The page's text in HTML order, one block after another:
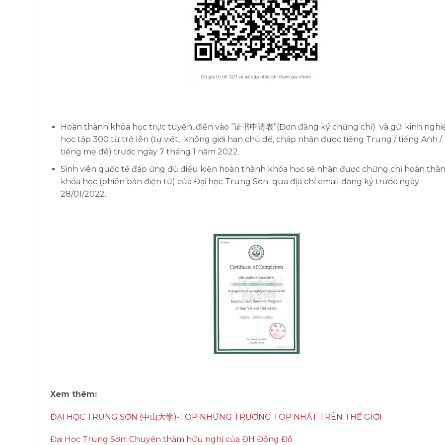
Hoàn thành khóa học trực tuyến, điền vào “证书申请表”(Đơn đăng ký chứng chỉ) và gửi kinh
học tập 300 từ trở lên (tự viết, không giới hạn chủ đề, chấp nhận được tiếng Trung / tiếng Anh /
tiếng mẹ đẻ) trước ngày 7 tháng 1 năm 2022.
Sinh viên quốc tế đáp ứng đủ điều kiện hoàn thành khóa học sẽ nhận được chứng chỉ hoàn
khóa học (phiên bản điện tử) của Đại học Trung Sơn qua địa chỉ email đăng ký trước ngày
28/01/2022.
Xem thêm:
ĐẠI HỌC TRUNG SƠN (中山大学)-TOP NHỮNG TRƯỜNG TOP NHẤT TRÊN THẾ GIỚI
Đại Học Trung Sơn: Chuyến thăm hữu nghị của ĐH Đông Đô